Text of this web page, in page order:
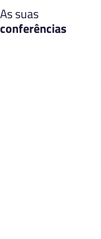
As suas
conferências